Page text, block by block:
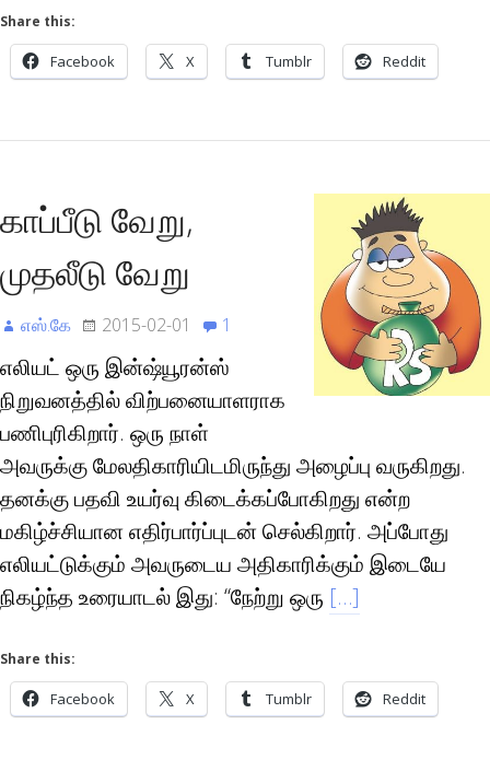
Share this:
Facebook X Tumblr Reddit
காப்பீடு வேறு,
முதலீடு வேறு
எஸ்.கே 2015-02-01 1
எலியட் ஒரு இன்ஷ்யூரன்ஸ்
நிறுவனத்தில் விற்பனையாளராக
பணிபுரிகிறார். ஒரு நாள்
அவருக்கு மேலதிகாரியிடமிருந்து அழைப்பு வருகிறது.
தனக்கு பதவி உயர்வு கிடைக்கப்போகிறது என்ற
மகிழ்ச்சியான எதிர்பார்ப்புடன் செல்கிறார். அப்போது
எலியட்டுக்கும் அவருடைய அதிகாரிக்கும் இடையே
நிகழ்ந்த உரையாடல் இது: “நேற்று ஒரு […]
Share this:
Facebook X Tumblr Reddit